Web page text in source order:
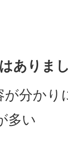
ありま
が分かり
多い